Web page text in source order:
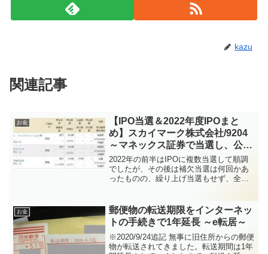
kazu
関連記事
お金
【IPO当選＆2022年度IPOまと
め】スカイマーク株式会社/9204
～マネックス証券で当選し、公募
割れせずに喜んでいたら、売った
後にアゲアゲ～
2022年の前半はIPOに複数当選して順調
でしたが、その後は補欠当選は何回かあ
ったものの、繰り上げ当選もせず、全然
こ１～２年はポコポコ当たっていたので
感覚がおかしく...
お金
郵便物の転送期限をインターネッ
トの手続きで1年延長 ～e転居～
※2020/9/24追記 無事に旧住所からの郵便
物が転送されてきました。転送期間は1年